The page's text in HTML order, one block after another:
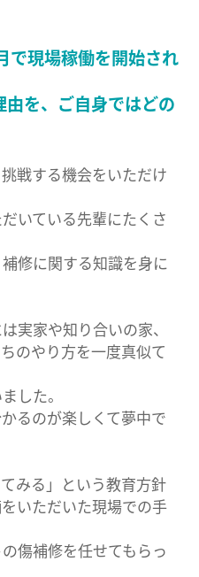
で現場稼働を開始され
を、ご自身ではどの
戦する機会をいただけ
いている先輩にたくさ
修に関する知識を身に
実家や知り合いの家、
のやり方を一度真似て
した。
るのが楽しくて夢中で
みる」という教育方針
いただいた現場での手
傷補修を任せてもらっ